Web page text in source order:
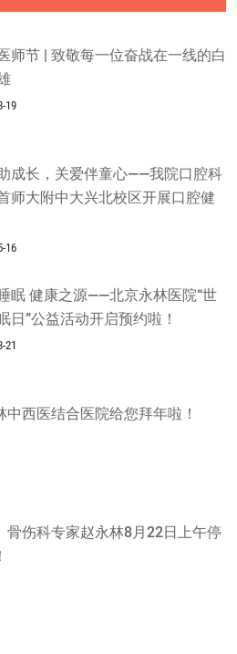
师节 | 致敬每一位奋战在一线的白
19
成长，关爱伴童心——我院口腔科
师大附中大兴北校区开展口腔健
16
眠 健康之源——北京永林医院“世
日”公益活动开启预约啦！
21
中西医结合医院给您拜年啦！
骨伤科专家赵永林8月22日上午停